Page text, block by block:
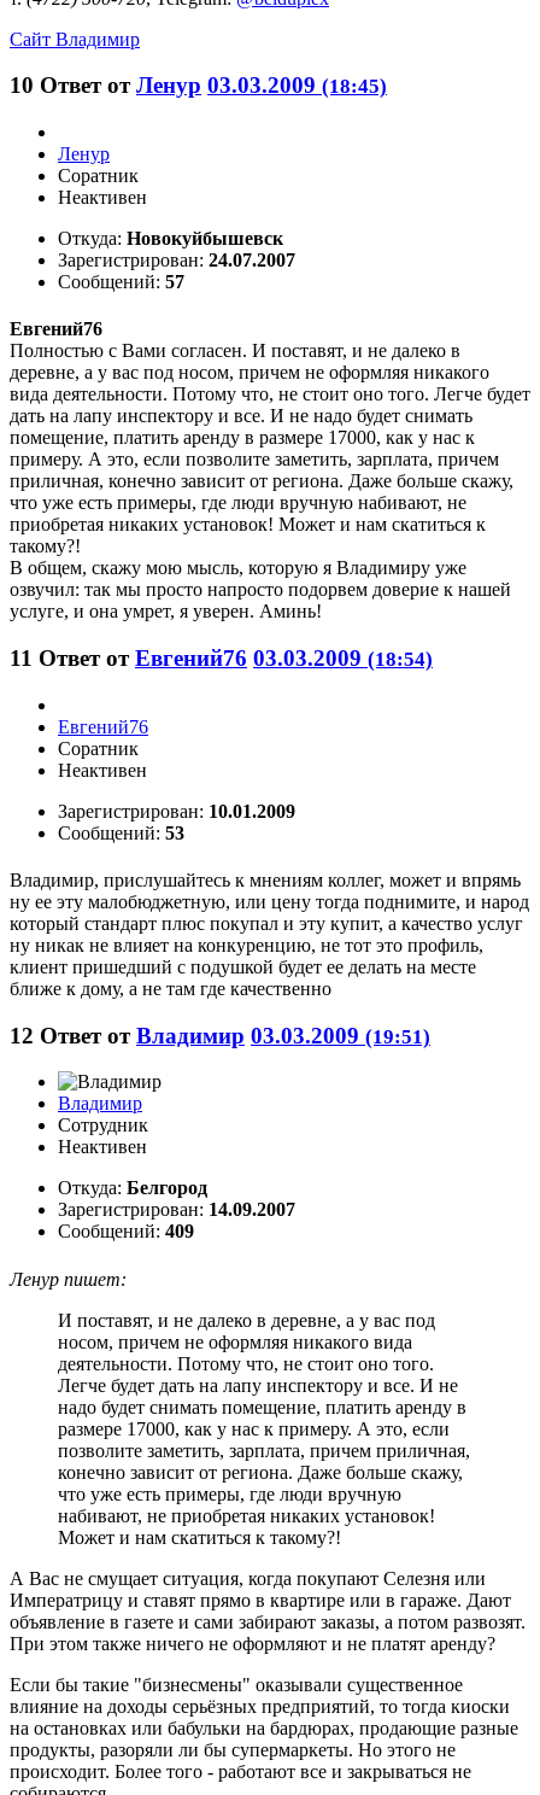
Сайт Владимир
10 Ответ отЛенур 03.03.2009 (18:45)
Ленур
Соратник
Неактивен
Откуда: Новокуйбышевск
Зарегистрирован: 24.07.2007
Сообщений: 57
Евгений76
Полностью с Вами согласен. И поставят, и не далеко в
деревне, а у вас под носом, причем не оформляя никакого
вида деятельности. Потому что, не стоит оно того. Легче будет
дать на лапу инспектору и все. И не надо будет снимать
помещение, платить аренду в размере 17000, как у нас к
примеру. А это, если позволите заметить, зарплата, причем
приличная, конечно зависит от региона. Даже больше скажу,
что уже есть примеры, где люди вручную набивают, не
приобретая никаких установок! Может и нам скатиться к
такому?!
В общем, скажу мою мысль, которую я Владимиру уже
озвучил: так мы просто напросто подорвем доверие к нашей
услуге, и она умрет, я уверен. Аминь!
11 Ответ отЕвгений76 03.03.2009 (18:54)
Евгений76
Соратник
Неактивен
Зарегистрирован: 10.01.2009
Сообщений: 53
Владимир, прислушайтесь к мнениям коллег, может и впрямь
ну ее эту малобюджетную, или цену тогда поднимите, и народ
который стандарт плюс покупал и эту купит, а качество услуг
ну никак не влияет на конкуренцию, не тот это профиль,
клиент пришедший с подушкой будет ее делать на месте
ближе к дому, а не там где качественно
12 Ответ отВладимир 03.03.2009 (19:51)
Владимир
Сотрудник
Неактивен
Откуда: Белгород
Зарегистрирован: 14.09.2007
Сообщений: 409
Ленур пишет:
И поставят, и не далеко в деревне, а у вас под
носом, причем не оформляя никакого вида
деятельности. Потому что, не стоит оно того.
Легче будет дать на лапу инспектору и все. И не
надо будет снимать помещение, платить аренду в
размере 17000, как у нас к примеру. А это, если
позволите заметить, зарплата, причем приличная,
конечно зависит от региона. Даже больше скажу,
что уже есть примеры, где люди вручную
набивают, не приобретая никаких установок!
Может и нам скатиться к такому?!
А Вас не смущает ситуация, когда покупают Селезня или
Императрицу и ставят прямо в квартире или в гараже. Дают
объявление в газете и сами забирают заказы, а потом развозят.
При этом также ничего не оформляют и не платят аренду?
Если бы такие "бизнесмены" оказывали существенное
влияние на доходы серьёзных предприятий, то тогда киоски
на остановках или бабульки на бардюрах, продающие разные
продукты, разоряли ли бы супермаркеты. Но этого не
происходит. Более того - работают все и закрываться не